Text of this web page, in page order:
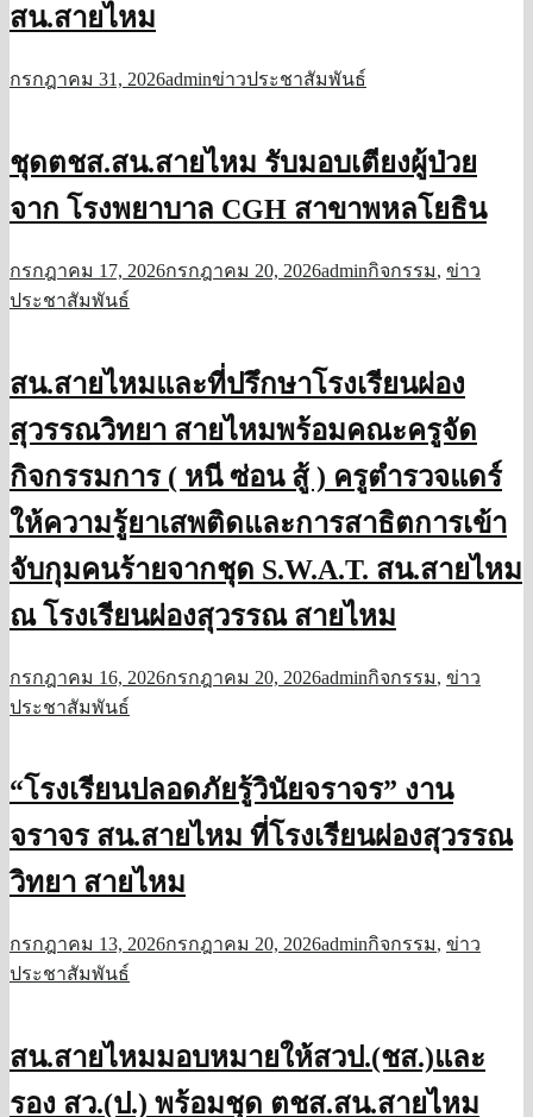
สน.สายไหม
กรกฎาคม 31, 2026adminข่าวประชาสัมพันธ์
ชุดตชส.สน.สายไหม รับมอบเตียงผู้ป่วย
จาก โรงพยาบาล CGH สาขาพหลโยธิน
กรกฎาคม 17, 2026กรกฎาคม 20, 2026adminกิจกรรม, ข่าว
ประชาสัมพันธ์
สน.สายไหมและที่ปรึกษาโรงเรียนผ่อง
สุวรรณวิทยา สายไหมพร้อมคณะครูจัด
กิจกรรมการ ( หนี ซ่อน สู้ ) ครูตำรวจแดร์
ให้ความรู้ยาเสพติดและการสาธิตการเข้า
จับกุมคนร้ายจากชุด S.W.A.​T.​ สน.สายไหม
ณ โรงเรียนผ่องสุวรรณ สายไหม
กรกฎาคม 16, 2026กรกฎาคม 20, 2026adminกิจกรรม, ข่าว
ประชาสัมพันธ์
“โรงเรียนปลอดภัยรู้วินัยจราจร” งาน
จราจร สน.สายไหม ที่โรงเรียนผ่องสุวรรณ
วิทยา สายไหม
กรกฎาคม 13, 2026กรกฎาคม 20, 2026adminกิจกรรม, ข่าว
ประชาสัมพันธ์
สน.สายไหมมอบหมายให้สวป.(ชส.)และ
รอง สว.(ป.) พร้อมชุด ตชส.สน.สายไหม